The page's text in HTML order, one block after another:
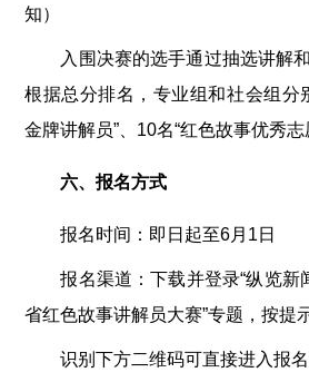
知）
入围决赛的选手通过抽选讲解
根据总分排名，专业组和社会组分
金牌讲解员”、10名“红色故事优秀志
六、报名方式
报名时间：即日起至6月1日
报名渠道：下载并登录“纵览新
省红色故事讲解员大赛”专题，按提
识别下方二维码可直接进入报名